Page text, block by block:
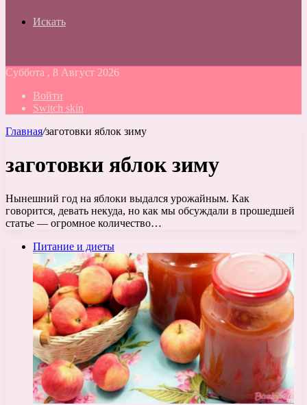
Искать
Суббота , 8 Август 2026
Войти
Switch skin
Главная/заготовки яблок зиму
заготовки яблок зиму
Нынешний год на яблоки выдался урожайным. Как
говорится, девать некуда, но как мы обсуждали в прошедшей
статье — огромное количество…
Питание и диеты